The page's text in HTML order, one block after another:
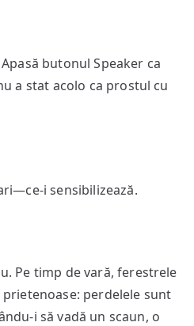
butonul Speaker ca
a stat acolo ca prostul cu
i sensibilizează.
Pe timp de vară, ferestrele
perdelele sunt
i să vadă un scaun, o